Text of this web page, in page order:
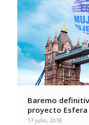
Baremo
proyecto Esfera
17 julio, 2018